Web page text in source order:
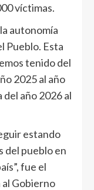
víctimas.
autonomía
Pueblo. Esta
tenido del
2025 al año
del año 2026 al
estando
del pueblo en
fue el
Gobierno